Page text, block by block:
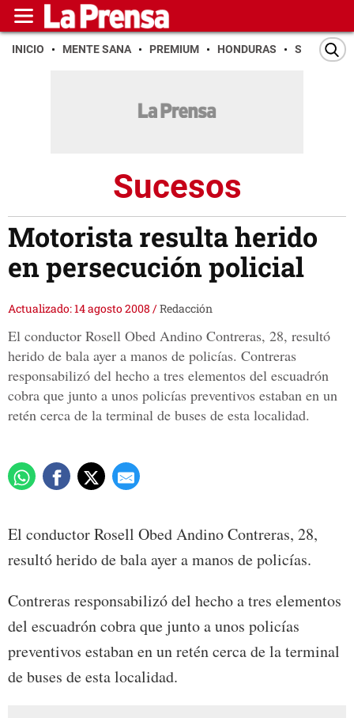
INICIO MENTE SANA PREMIUM HONDURAS SAN PEDRO
Sucesos
Motorista resulta herido
en persecución policial
Actualizado: 14 agosto 2008 /Redacción
El conductor Rosell Obed Andino Contreras, 28, resultó
herido de bala ayer a manos de policías. Contreras
responsabilizó del hecho a tres elementos del escuadrón
cobra que junto a unos policías preventivos estaban en un
retén cerca de la terminal de buses de esta localidad.
El conductor Rosell Obed Andino Contreras, 28,
resultó herido de bala ayer a manos de policías.
Contreras responsabilizó del hecho a tres elementos
del escuadrón cobra que junto a unos policías
preventivos estaban en un retén cerca de la terminal
de buses de esta localidad.